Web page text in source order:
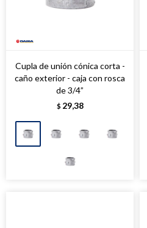
Cupla de unión cónica corta -
caño exterior - caja con rosca
de 3/4”
$ 29,38